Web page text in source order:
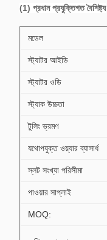
(1) প্রধান প্রযুক্তিগত বৈশিষ্ট্য
মডেল
স্ট্যাটর আইডি
স্ট্যাটর ওডি
স্ট্যাক উচ্চতা
টুলিং ভ্রমণ
যথোপযুক্ত ওয়্যার ব্যাসার্ধ
স্লট সংখ্যা পরিসীমা
পাওয়ার সাপ্লাই
MOQ: